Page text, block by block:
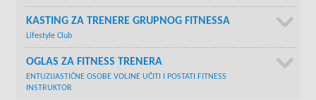
KASTING ZA TRENERE GRUPNOG FITNESSA
Lifestyle Club
OGLAS ZA FITNESS TRENERA
ENTUZIJASTIČNE OSOBE VOLJNE UČITI I POSTATI FITNESS
INSTRUKTOR